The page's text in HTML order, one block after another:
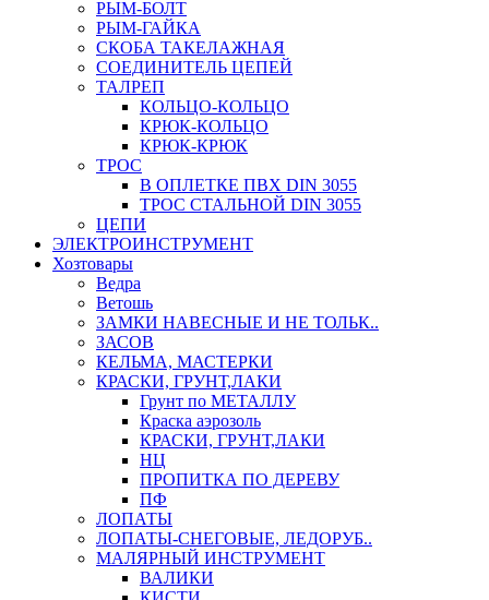
РЫМ-БОЛТ
РЫМ-ГАЙКА
СКОБА ТАКЕЛАЖНАЯ
СОЕДИНИТЕЛЬ ЦЕПЕЙ
ТАЛРЕП
КОЛЬЦО-КОЛЬЦО
КРЮК-КОЛЬЦО
КРЮК-КРЮК
ТРОС
В ОПЛЕТКЕ ПВХ DIN 3055
ТРОС СТАЛЬНОЙ DIN 3055
ЦЕПИ
ЭЛЕКТРОИНСТРУМЕНТ
Хозтовары
Ведра
Ветошь
ЗАМКИ НАВЕСНЫЕ И НЕ ТОЛЬК..
ЗАСОВ
КЕЛЬМА, МАСТЕРКИ
КРАСКИ, ГРУНТ,ЛАКИ
Грунт по МЕТАЛЛУ
Краска аэрозоль
КРАСКИ, ГРУНТ,ЛАКИ
НЦ
ПРОПИТКА ПО ДЕРЕВУ
ПФ
ЛОПАТЫ
ЛОПАТЫ-СНЕГОВЫЕ, ЛЕДОРУБ..
МАЛЯРНЫЙ ИНСТРУМЕНТ
ВАЛИКИ